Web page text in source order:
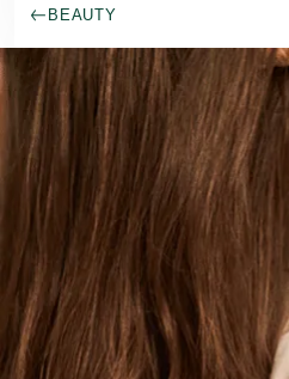
BEAUTY